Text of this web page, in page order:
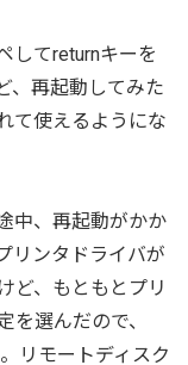
してreturnキーを
、再起動してみた
て使えるようにな
中、再起動がかか
リンタドライバが
ど、もともとプリ
を選んだので、
リモートディスク